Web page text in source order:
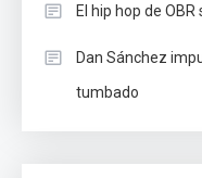
El hip hop de
Dan Sánchez
tumbado